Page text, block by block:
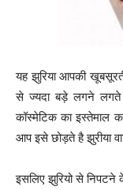
यह झुरिया आपकी
से ज्यदा बड़े लगने लगते
कॉस्मेटिक का इस्तेमाल
आप इसे छोड़ते है झुरीया
इसलिए झुरियो से